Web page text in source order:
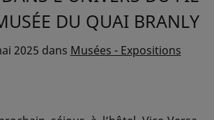
DU QUAI BRANLY
2025 dans Musées - Expositions